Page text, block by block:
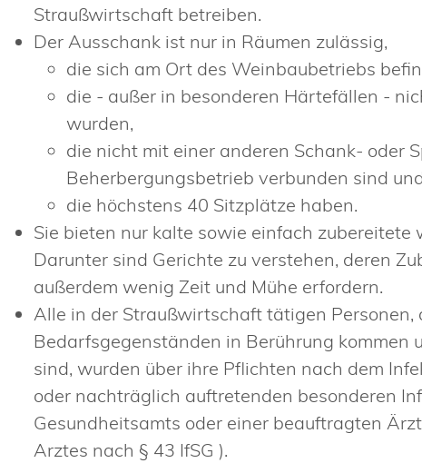
Straußwirtschaft betreiben.
Der Ausschank ist nur in Räumen zulässig,
die sich am Ort des Weinbaubetriebs
die - außer in besonderen Härtefällen -
wurden,
die nicht mit einer anderen Schank- oder
Beherbergungsbetrieb verbunden sind
die höchstens 40 Sitzplätze haben.
Sie bieten nur kalte sowie einfach zubereitete
Darunter sind Gerichte zu verstehen, deren
außerdem wenig Zeit und Mühe erfordern.
Alle in der Straußwirtschaft tätigen
Bedarfsgegenständen in Berührung kommen
sind, wurden über ihre Pflichten nach dem
oder nachträglich auftretenden besonderen
Gesundheitsamts oder einer beauftragten
Arztes nach § 43 IfSG ).